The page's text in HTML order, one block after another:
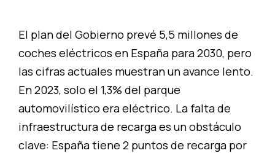
El plan del Gobierno prevé 5,5 millones de
coches eléctricos en España para 2030, pero
las cifras actuales muestran un avance lento.
En 2023, solo el 1,3% del parque
automovilístico era eléctrico. La falta de
infraestructura de recarga es un obstáculo
clave: España tiene 2 puntos de recarga por